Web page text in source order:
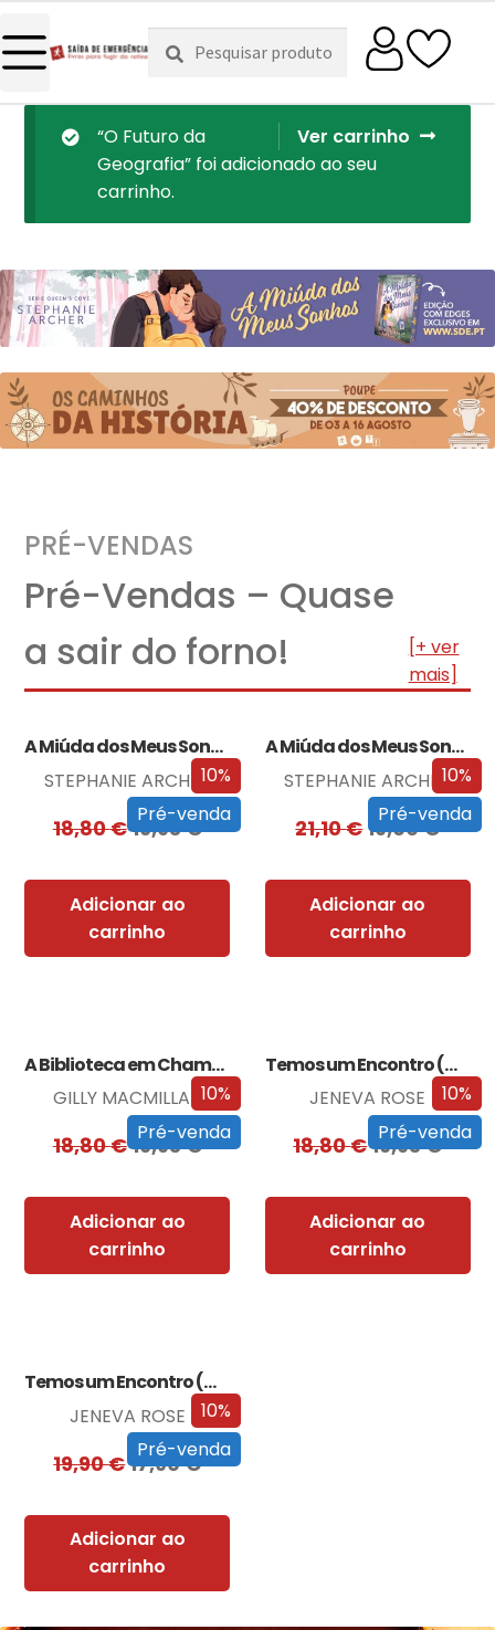
Pesquisar
por:
Pesquisa
Ver carrinho
“O Futuro da
Geografia” foi adicionado ao seu
carrinho.
PRÉ-VENDAS
Pré-Vendas – Quase
a sair do forno!
[+ ver
mais]
10%
Pré-venda
A Miúda dos Meus Sonhos
STEPHANIE ARCHER
18,80€16,93€
Adicionar ao
carrinho
10%
Pré-venda
A Miúda dos Meus Sonhos – Edição…
STEPHANIE ARCHER
21,10€19,00€
Adicionar ao
carrinho
10%
Pré-venda
A Biblioteca em Chamas
GILLY MACMILLAN
18,80€16,93€
Adicionar ao
carrinho
10%
Pré-venda
Temos um Encontro (Outra Vez)
JENEVA ROSE
18,80€16,93€
Adicionar ao
carrinho
10%
Pré-venda
Temos um Encontro (Outra Vez) – Edição…
JENEVA ROSE
19,90€17,90€
Adicionar ao
carrinho